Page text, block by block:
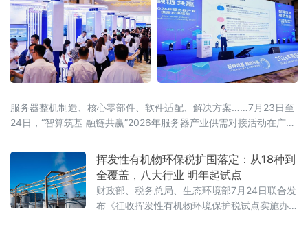
服务器整机制造、核心零部件、软件适配、解决方案……7月23日至
24日，“智算筑基 融链共赢”2026年服务器产业供需对接活动在广东
（工业和信息化部政府采购中心）、东莞市人民政府联合主办，汇
聚行业主管部门、院士专家、全国服务器产业链企业、金融机构、
科研院所、园区代表近千人参会，搭
挥发性有机物环保税扩围落定：从18种到
全覆盖，八大行业 明年起试点
财政部、税务总局、生态环境部7月24日联合发
布《征收挥发性有机物环境保护税试点实施办